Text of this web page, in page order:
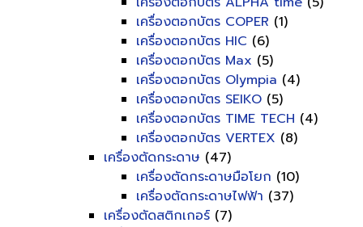
เครื่องตอกบัตร COPER (1)
เครื่องตอกบัตร HIC (6)
เครื่องตอกบัตร Max (5)
เครื่องตอกบัตร Olympia (4)
เครื่องตอกบัตร SEIKO (5)
เครื่องตอกบัตร TIME TECH (4)
เครื่องตอกบัตร VERTEX (8)
เครื่องตัดกระดาษ (47)
เครื่องตัดกระดาษมือโยก (10)
เครื่องตัดกระดาษไฟฟ้า (37)
เครื่องตัดสติกเกอร์ (7)